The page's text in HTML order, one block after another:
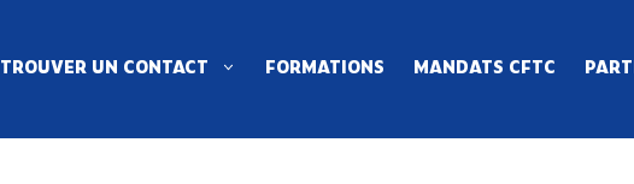
TROUVER UN CONTACT FORMATIONS MANDATS CFTC